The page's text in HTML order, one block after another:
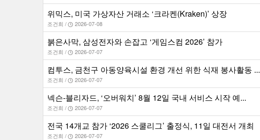
위믹스, 미국 가상자산 거래소 ‘크라켄(Kraken)’ 상장
조건희 / 2026-07-08
붉은사막, 삼성전자와 손잡고 ‘게임스컴 2026’ 참가
조건희 / 2026-07-07
컴투스, 금천구 아동양육시설 환경 개선 위한 식재 봉사활동 ...
조건희 / 2026-07-07
넥슨-블리자드, ‘오버워치’ 8월 12일 국내 서비스 시작 예...
조건희 / 2026-07-07
전국 14개교 참가 ‘2026 스쿨리그’ 출정식, 11일 대전서 개최
조건희 / 2026-07-07